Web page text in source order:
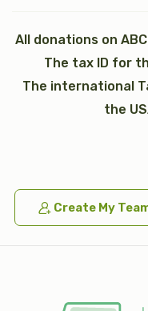
(פרשת התשובה)
$2,600.00
הברכה (ברכת משה רבינו)
All donations on
The tax ID for
The international
the
Create My